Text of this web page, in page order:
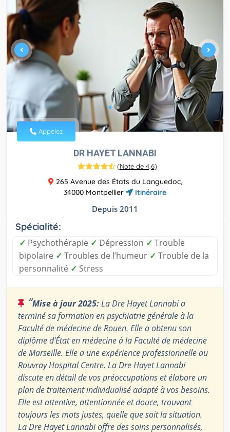
Appelez
DR HAYET LANNABI
(Note de 4,6)
265 Avenue des États du Languedoc,
34000 Montpellier
Itinéraire
Depuis 2011
Spécialité:
✓ Psychothérapie ✓ Dépression ✓ Trouble
bipolaire ✓ Troubles de l’humeur ✓ Trouble de la
personnalité ✓ Stress
“Mise à jour 2025:La Dre Hayet Lannabi a
terminé sa formation en psychiatrie générale à la
Faculté de médecine de Rouen. Elle a obtenu son
diplôme d’État en médecine à la Faculté de médecine
de Marseille. Elle a une expérience professionnelle au
Rouvray Hospital Centre. La Dre Hayet Lannabi
discute en détail de vos préoccupations et élabore un
plan de traitement individualisé adapté à vos besoins.
Elle est attentive, attentionnée et douce, trouvant
toujours les mots justes, quelle que soit la situation.
La Dre Hayet Lannabi offre des soins personnalisés,